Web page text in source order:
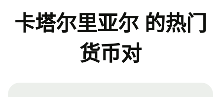
卡塔尔里亚尔 的热门
货币对